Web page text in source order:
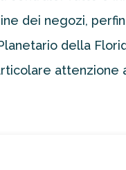
dei negozi,
della
attenzione